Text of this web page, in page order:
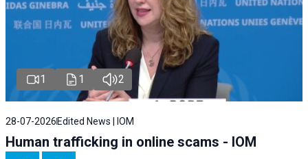
1 1 2
28-07-2026Edited News | IOM
Human trafficking in online scams - IOM